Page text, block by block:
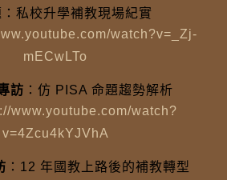
：私校升學補教現場紀實
watch?v=_Zj-
mECwLTo
訪 ：仿 PISA 命題趨勢解析
www.youtube.com/watch?
v=4Zcu4kYJVhA
：12 年國教上路後的補教轉型